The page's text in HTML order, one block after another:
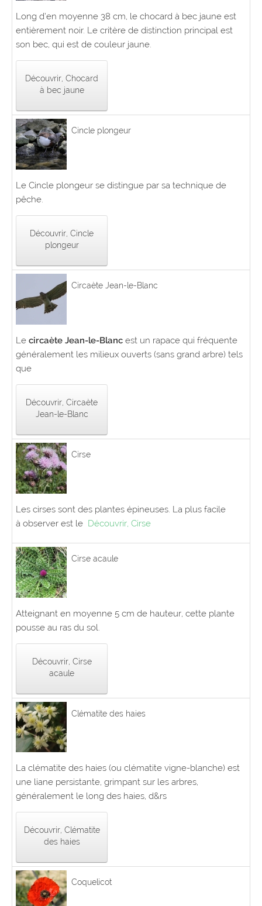
Long d’en moyenne 38 cm, le chocard à bec jaune est
entièrement noir. Le critère de distinction principal est
son bec, qui est de couleur jaune.
Découvrir, Chocard
à bec jaune
Cincle plongeur
Le Cincle plongeur se distingue par sa technique de
pêche.
Découvrir, Cincle
plongeur
Circaète Jean-le-Blanc
Le circaète Jean-le-Blanc est un rapace qui fréquente
généralement les milieux ouverts (sans grand arbre) tels
que
Découvrir, Circaète
Jean-le-Blanc
Cirse
Les cirses sont des plantes épineuses. La plus facile
à observer est le Découvrir, Cirse
Cirse acaule
Atteignant en moyenne 5 cm de hauteur, cette plante
pousse au ras du sol.
Découvrir, Cirse
acaule
Clématite des haies
La clématite des haies (ou clématite vigne-blanche) est
une liane persistante, grimpant sur les arbres,
généralement le long des haies, d&rs
Découvrir, Clématite
des haies
Coquelicot